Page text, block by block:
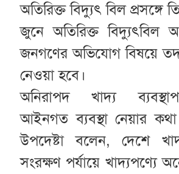
অতিরিক্ত বিদ্যুৎ বিল প্রসঙ্গে
জুনে অতিরিক্ত বিদ্যুৎবিল
জনগণের অভিযোগ বিষয়ে
নেওয়া হবে।
অনিরাপদ খাদ্য
আইনগত ব্যবস্থা নেয়ার
উপদেষ্টা বলেন, দেশে
সংরক্ষণ পর্যায়ে খাদ্যপণ্যে